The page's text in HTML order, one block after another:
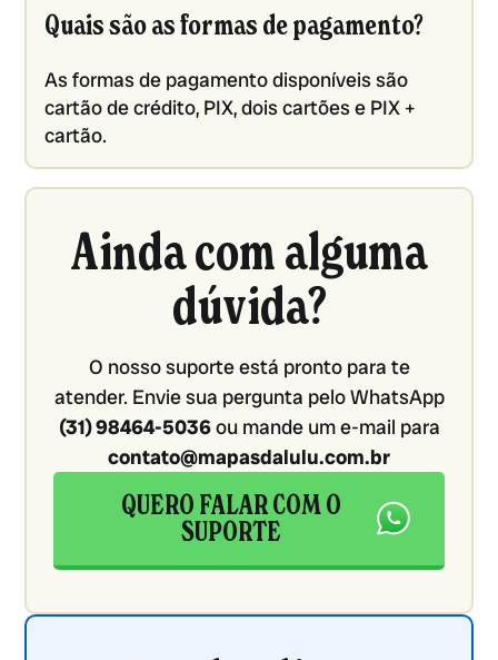
Quais são as formas de pagamento?
As formas de pagamento disponíveis são
cartão de crédito, PIX, dois cartões e PIX +
cartão.
Ainda com alguma
dúvida?
O nosso suporte está pronto para te
atender. Envie sua pergunta pelo WhatsApp
(31) 98464-5036ou mande um e-mail para
contato@mapasdalulu.com.br
QUERO FALAR COM O
SUPORTE